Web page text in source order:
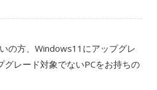
の方、Windows11にアップグレ
グレード対象でないPCをお持ちの